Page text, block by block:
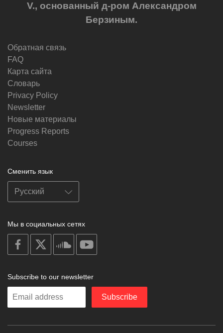
V., основанный д-ром Александром
Берзиным.
Обратная связь
FAQ
Карта сайта
Словарь
Privacy Policy
Newsletter
Новые материалы
Progress Reports
Courses
Сменить язык
Мы в социальных сетях
on
facebook
soundcloud
Subscribe to our newsletter
Enter
Subscribe